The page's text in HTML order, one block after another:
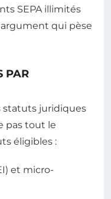
SEPA illimités
qui pèse
PAR
statuts juridiques
pas tout le
éligibles :
et micro-